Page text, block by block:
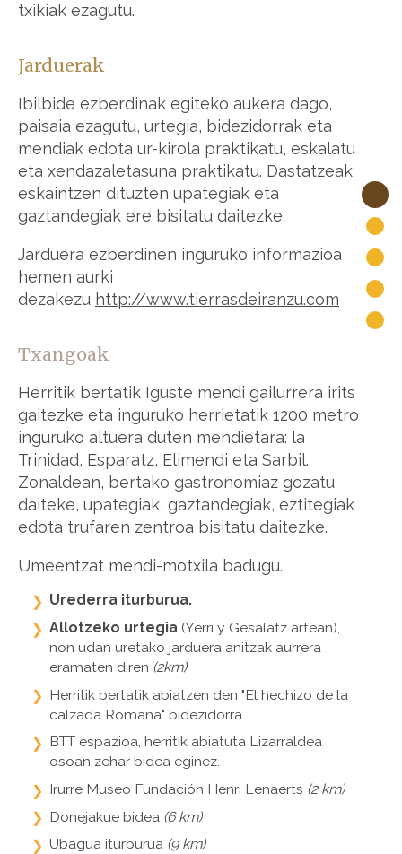
txikiak ezagutu.
Jarduerak
Ibilbide ezberdinak egiteko aukera dago,
paisaia ezagutu, urtegia, bidezidorrak eta
mendiak edota ur-kirola praktikatu, eskalatu
eta xendazaletasuna praktikatu. Dastatzeak
eskaintzen dituzten upategiak eta
gaztandegiak ere bisitatu daitezke.
Jarduera ezberdinen inguruko informazioa
hemen aurki
dezakezu http://www.tierrasdeiranzu.com
Txangoak
Herritik bertatik Iguste mendi gailurrera irits
gaitezke eta inguruko herrietatik 1200 metro
inguruko altuera duten mendietara: la
Trinidad, Esparatz, Elimendi eta Sarbil.
Zonaldean, bertako gastronomiaz gozatu
daiteke, upategiak, gaztandegiak, eztitegiak
edota trufaren zentroa bisitatu daitezke.
Umeentzat mendi-motxila badugu.
Urederra iturburua.
Allotzeko urtegia (Yerri y Gesalatz artean),
non udan uretako jarduera anitzak aurrera
eramaten diren (2km)
Herritik bertatik abiatzen den "El hechizo de la
calzada Romana" bidezidorra.
BTT espazioa, herritik abiatuta Lizarraldea
osoan zehar bidea eginez.
Irurre Museo Fundación Henri Lenaerts (2 km)
Donejakue bidea (6 km)
Ubagua iturburua (9 km)